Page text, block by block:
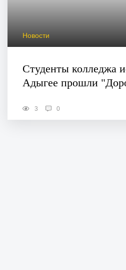
Новости
Студенты колледжа
Адыгее прошли
3 0